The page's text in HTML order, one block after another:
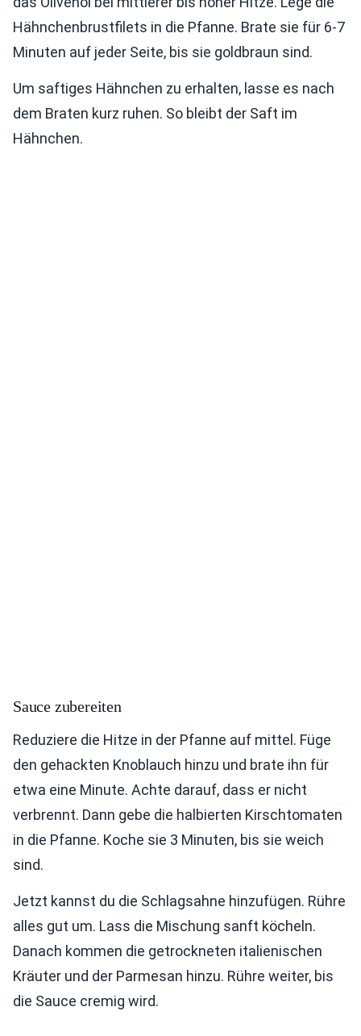
Hähnchenbrustfilets in die Pfanne. Brate sie für 6-7
Minuten auf jeder Seite, bis sie goldbraun sind.
Um saftiges Hähnchen zu erhalten, lasse es nach
dem Braten kurz ruhen. So bleibt der Saft im
Hähnchen.
Sauce zubereiten
Reduziere die Hitze in der Pfanne auf mittel. Füge
den gehackten Knoblauch hinzu und brate ihn für
etwa eine Minute. Achte darauf, dass er nicht
verbrennt. Dann gebe die halbierten Kirschtomaten
in die Pfanne. Koche sie 3 Minuten, bis sie weich
sind.
Jetzt kannst du die Schlagsahne hinzufügen. Rühre
alles gut um. Lass die Mischung sanft köcheln.
Danach kommen die getrockneten italienischen
Kräuter und der Parmesan hinzu. Rühre weiter, bis
die Sauce cremig wird.